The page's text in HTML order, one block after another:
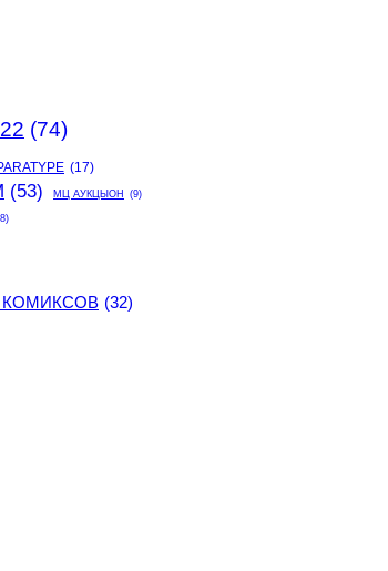
(74)
(17)
(53) МЦ АУКЦЫОН (9)
КОМИКСОВ (32)